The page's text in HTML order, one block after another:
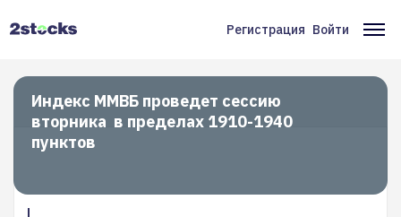
Меню
учётной
записи
пользователя
Регистрация Войти
Индекс ММВБ проведет сессию
вторника в пределах 1910-1940
пунктов